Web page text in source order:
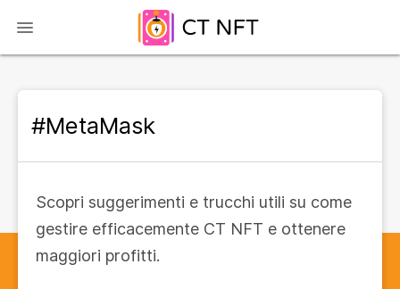
#MetaMask
Scopri suggerimenti e trucchi utili su come
gestire efficacemente CT NFT e ottenere
maggiori profitti.